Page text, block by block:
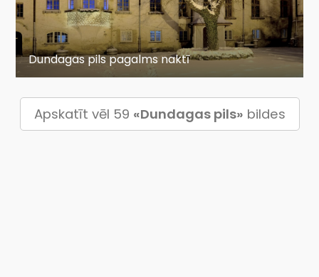
Dundagas pils pagalms naktī
Apskatīt vēl 59 «Dundagas pils» bildes